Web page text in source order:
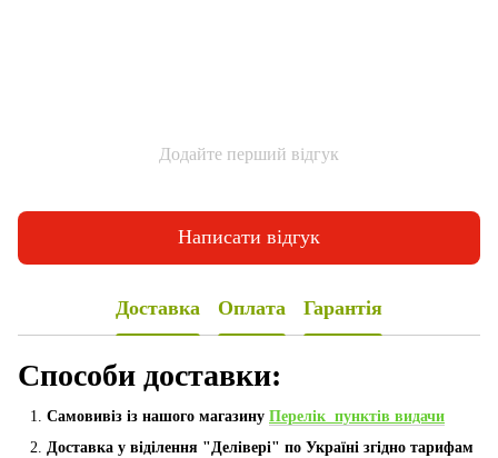
Додайте перший відгук
Написати відгук
Доставка Оплата Гарантія
Способи доставки:
Самовивіз із нашого магазину Перелік пунктів видачи
Доставка у віділення "Делівері" по Україні згідно тарифам